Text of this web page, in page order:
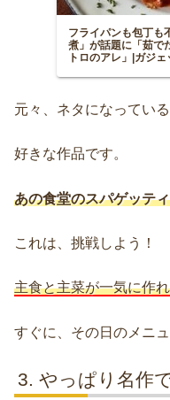
フライパンも包丁も
煮」が話題に「茹で
トロのアレ」|ガジ
元々、ネタになっている
好きな作品です。
あの食堂のスパゲッテ
これは、挑戦しよう！
主食と主菜が一気に作
すぐに、その日のメニ
やっぱり名作